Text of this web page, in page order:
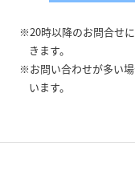
※20時以降のお問合せ
きます。
※お問い合わせが多い
います。